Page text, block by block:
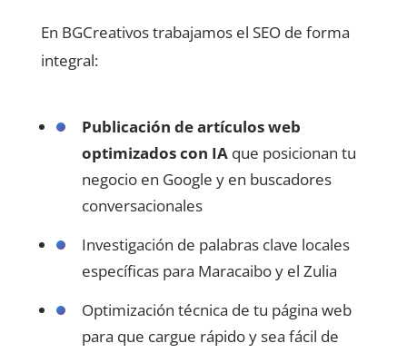
En BGCreativos trabajamos el SEO de forma
integral:
Publicación de artículos web
optimizados con IA que posicionan tu
negocio en Google y en buscadores
conversacionales
Investigación de palabras clave locales
específicas para Maracaibo y el Zulia
Optimización técnica de tu página web
para que cargue rápido y sea fácil de